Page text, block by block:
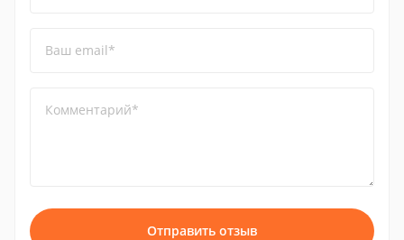
Ваш email*
Комментарий*
Отправить отзыв